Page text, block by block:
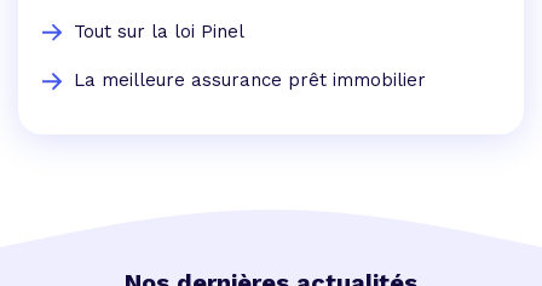
Tout sur la loi Pinel
La meilleure assurance prêt immobilier